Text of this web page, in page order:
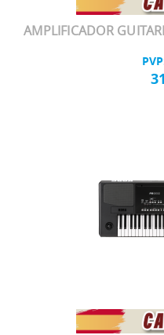
AMPLIFICADOR